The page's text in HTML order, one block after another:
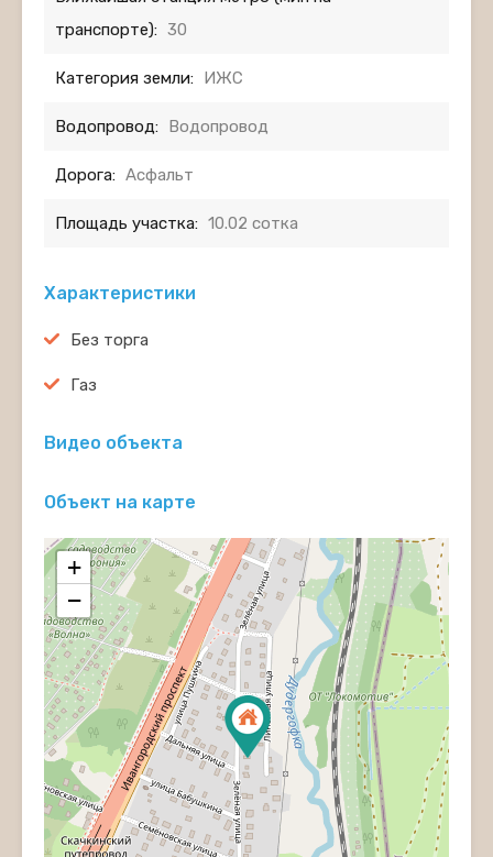
транспорте): 30
Категория земли: ИЖС
Водопровод: Водопровод
Дорога: Асфальт
Площадь участка: 10.02 сотка
Характеристики
Без торга
Газ
Видео объекта
Объект на карте
+
−